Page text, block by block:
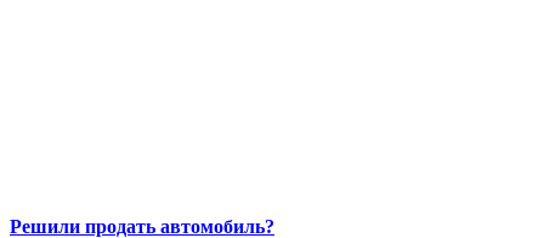
Решили продать автомобиль?